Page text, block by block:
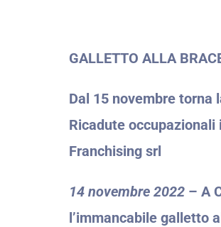
GALLETTO ALLA
Dal 15 novembre torna
Ricadute occupazionali
Franchising srl
14 novembre 2022 – A
l’immancabile galletto